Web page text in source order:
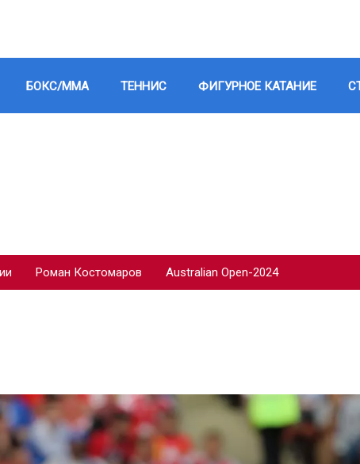
БОКС/ММА ТЕННИС ФИГУРНОЕ КАТАНИЕ
Роман Костомаров Australian Open-2024